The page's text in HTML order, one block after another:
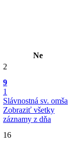
Ne
2
9
1
Slávnostná sv. omša
Zobraziť všetky
záznamy z dňa
16